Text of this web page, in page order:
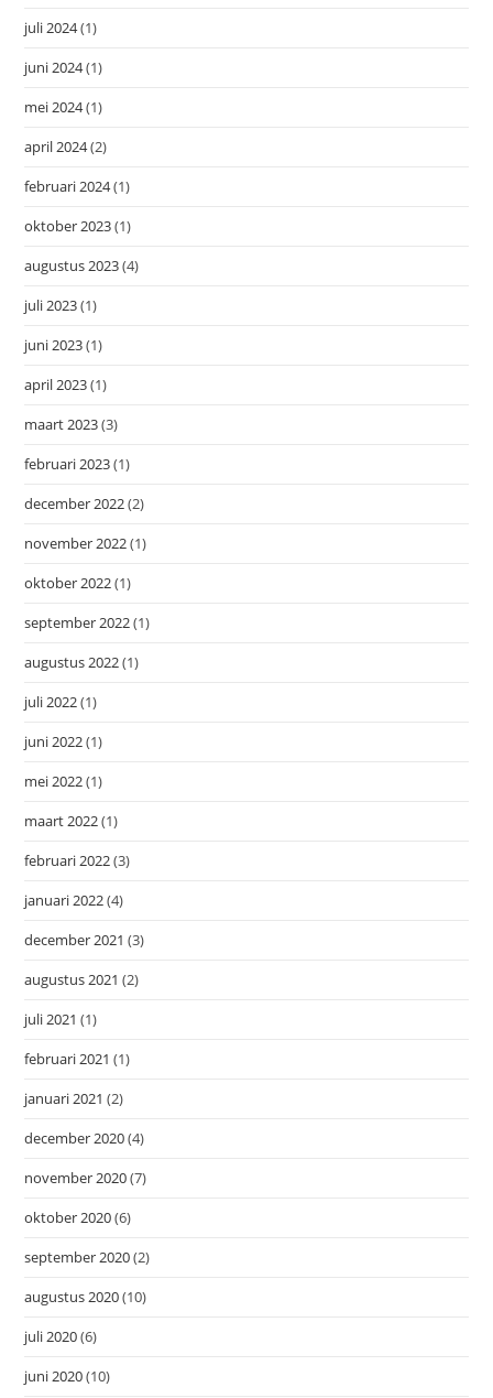
juli 2024(1)
juni 2024(1)
mei 2024(1)
april 2024(2)
februari 2024(1)
oktober 2023(1)
augustus 2023(4)
juli 2023(1)
juni 2023(1)
april 2023(1)
maart 2023(3)
februari 2023(1)
december 2022(2)
november 2022(1)
oktober 2022(1)
september 2022(1)
augustus 2022(1)
juli 2022(1)
juni 2022(1)
mei 2022(1)
maart 2022(1)
februari 2022(3)
januari 2022(4)
december 2021 (3)
augustus 2021 (2)
juli 2021 (1)
februari 2021 (1)
januari 2021 (2)
december 2020(4)
november 2020(7)
oktober 2020(6)
september 2020(2)
augustus 2020(10)
juli 2020(6)
juni 2020(10)